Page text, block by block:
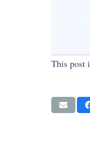
This post